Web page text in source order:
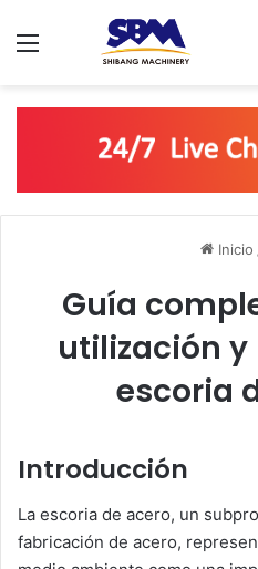
Inicio
Guía
utilización y
escoria
Introducción
La escoria de acero, un
fabricación de acero,